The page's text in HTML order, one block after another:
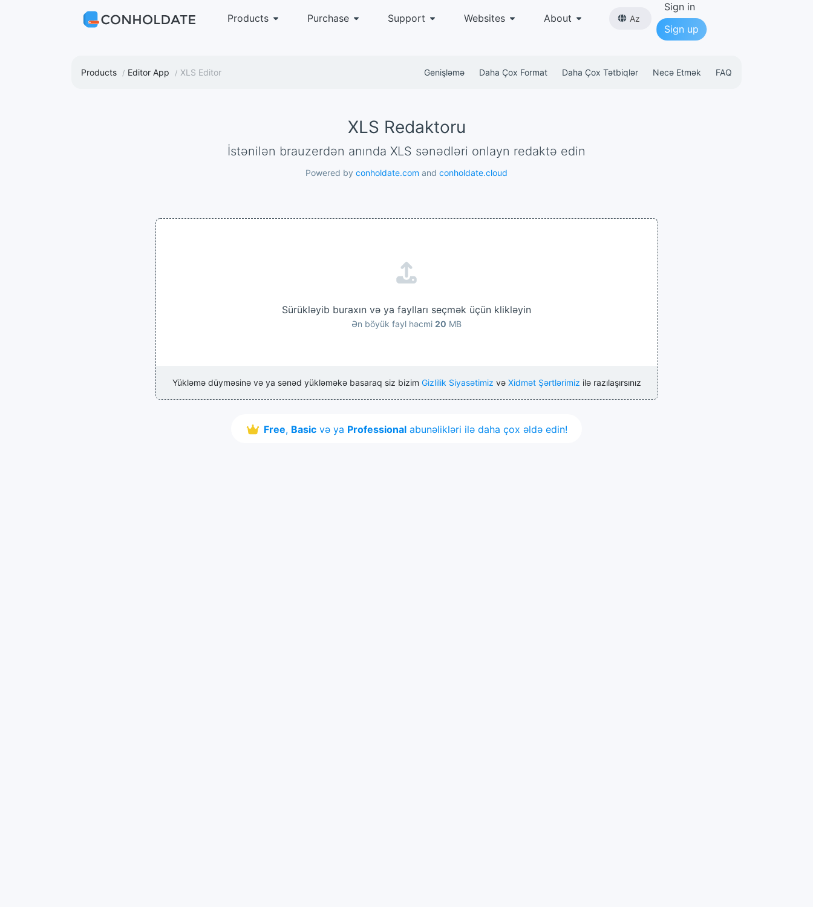
Products Purchase Support Websites About Az
Sign in
Sign up
Products Editor App XLS Editor Genişləmə Daha Çox Format Daha Çox Tətbiqlər Necə Etmək FAQ
XLS Redaktoru
İstənilən brauzerdən anında XLS sənədləri onlayn redaktə edin
Powered by conholdate.com and conholdate.cloud
Sürükləyib buraxın və ya faylları seçmək üçün klikləyin
Ən böyük fayl həcmi 20 MB
Yükləmə düyməsinə və ya sənəd yükləməkə basaraq siz bizim Gizlilik Siyasətimiz və Xidmət Şərtlərimiz ilə razılaşırsınız
Free, Basic və ya Professional abunəlikləri ilə daha çox əldə edin!